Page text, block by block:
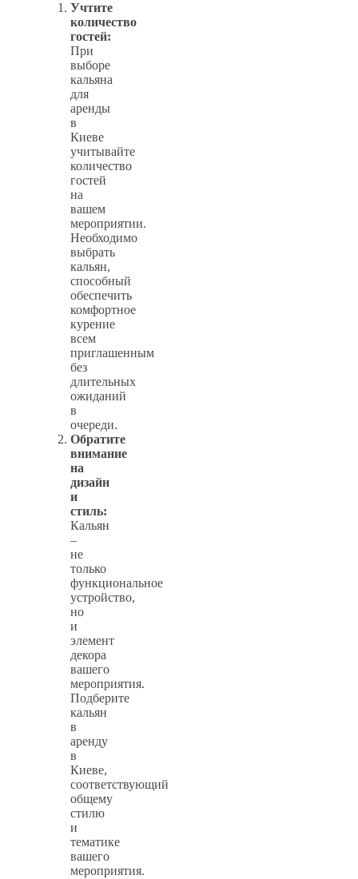
Учтите
количество
гостей:
При
выборе
кальяна
для
аренды
в
Киеве
учитывайте
количество
гостей
на
вашем
мероприятии.
Необходимо
выбрать
кальян,
способный
обеспечить
комфортное
курение
всем
приглашенным
без
длительных
ожиданий
в
очереди.
Обратите
внимание
на
дизайн
и
стиль:
Кальян
–
не
только
функциональное
устройство,
но
и
элемент
декора
вашего
мероприятия.
Подберите
кальян
в
аренду
в
Киеве,
соответствующий
общему
стилю
и
тематике
вашего
мероприятия.